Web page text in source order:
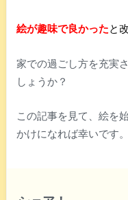
絵が趣味で良かったと
家での過ごし方を充実
しょうか？
この記事を見て、絵を
かけになれば幸いです。